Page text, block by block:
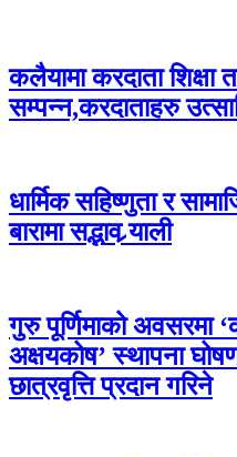
कलैयामा करदाता शिक्षा
सम्पन्न,करदाताहरु
धार्मिक सहिष्णुता र
बारामा सद्भाव र्‍याली
गुरु पूर्णिमाको अवसरमा
अक्षयकोष’ स्थापना
छात्रवृत्ति प्रदान गरिने